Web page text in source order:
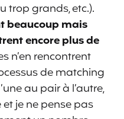
trop grands, etc.).
beaucoup mais
encore plus de
n’en rencontrent
de matching
au pair à l’autre,
et je ne pense pas